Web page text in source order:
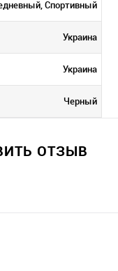
Спортивный
Украина
Украина
Черный
ОТЗЫВ